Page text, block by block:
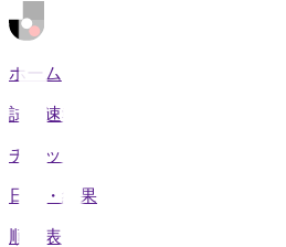
ホーム
試合速報
チケット
日程・結果
順位表